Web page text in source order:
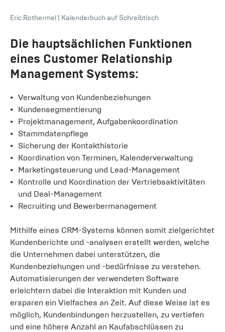
Eric Rothermel Kalenderbuch auf Schreibtisch
Die hauptsächlichen Funktionen
eines Customer Relationship
Management Systems:
Verwaltung von Kundenbeziehungen
Kundensegmentierung
Projektmanagement, Aufgabenkoordination
Stammdatenpflege
Sicherung der Kontakthistorie
Koordination von Terminen, Kalenderverwaltung
Marketingsteuerung und Lead-Management
Kontrolle und Koordination der Vertriebsaktivitäten
und Deal-Management
Recruiting und Bewerbermanagement
Mithilfe eines CRM-Systems können somit zielgerichtet
Kundenberichte und -analysen erstellt werden, welche
die Unternehmen dabei unterstützen, die
Kundenbeziehungen und -bedürfnisse zu verstehen.
Automatisierungen der verwendeten Software
erleichtern dabei die Interaktion mit Kunden und
ersparen ein Vielfaches an Zeit. Auf diese Weise ist es
möglich, Kundenbindungen herzustellen, zu vertiefen
und eine höhere Anzahl an Kaufabschlüssen zu